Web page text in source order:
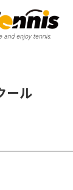
ール